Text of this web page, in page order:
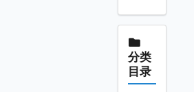
分类
目录